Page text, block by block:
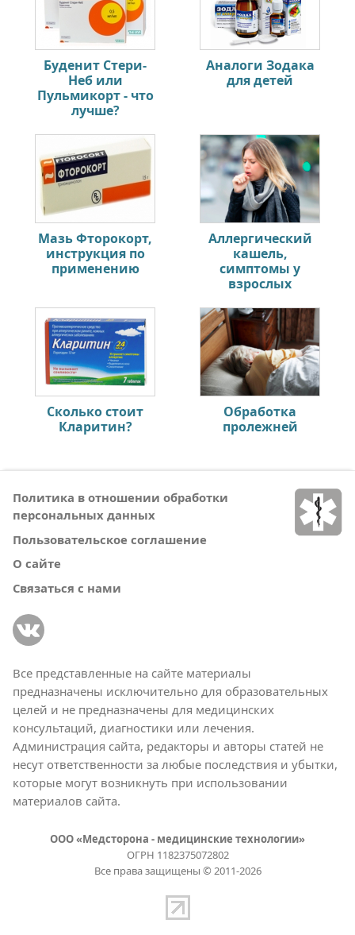
Буденит Стери-
Неб или
Пульмикорт - что
лучше?
Аналоги Зодака
для детей
Мазь Фторокорт,
инструкция по
применению
Аллергический
кашель,
симптомы у
взрослых
Сколько стоит
Кларитин?
Обработка
пролежней
Политика в отношении обработки
персональных данных
Пользовательское соглашение
О сайте
Связаться с нами
Все представленные на сайте материалы
предназначены исключительно для образовательных
целей и не предназначены для медицинских
консультаций, диагностики или лечения.
Администрация сайта, редакторы и авторы статей не
несут ответственности за любые последствия и убытки,
которые могут возникнуть при использовании
материалов сайта.
ООО «Медсторона - медицинские технологии»
ОГРН 1182375072802
Все права защищены © 2011-2026